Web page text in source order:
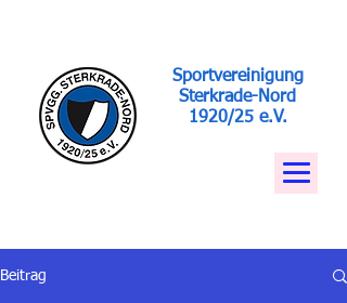
Sportvereinigung
Sterkrade-Nord
1920/25 e.V.
Beitrag